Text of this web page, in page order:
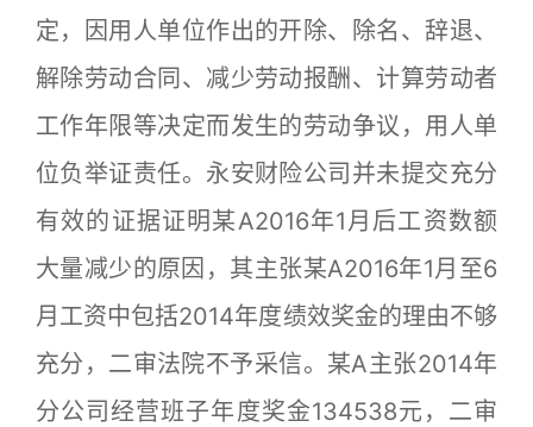
定，因用人单位作出的开除、除名、辞退、
解除劳动合同、减少劳动报酬、计算劳动者
工作年限等决定而发生的劳动争议，用人单
位负举证责任。永安财险公司并未提交充分
有效的证据证明某A2016年1月后工资数额
大量减少的原因，其主张某A2016年1月至6
月工资中包括2014年度绩效奖金的理由不够
充分，二审法院不予采信。某A主张2014年
分公司经营班子年度奖金134538元，二审